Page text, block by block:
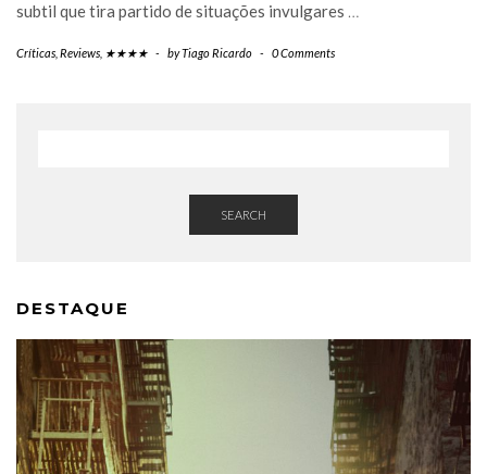
subtil que tira partido de situações invulgares …
Críticas Reviews ★★★★ - byTiago Ricardo - 0 Comments
SEARCH
DESTAQUE